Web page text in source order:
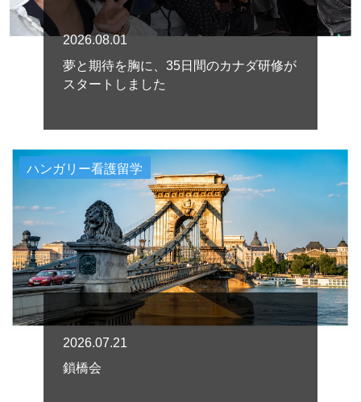
2026.08.01
夢と期待を胸に、35日間のカナダ研修が
スタートしました
ハンガリー看護留学
2026.07.21
鎖橋会